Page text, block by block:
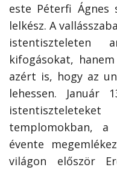
este Péterfi Ágnes
lelkész. A
kifogásokat,
azért is, hogy az
lehessen. Január
templomokban, a
évente
világon először